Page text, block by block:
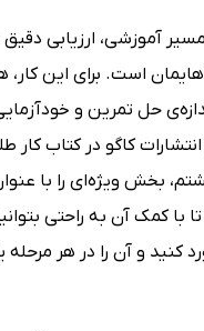
آموزشی، ارزیابی دقیق
است. برای این
حل تمرین و
کاگو در کتاب کار
بخش ویژه‌ای را با
تا با کمک آن به راحتی
کنید و آن را در هر